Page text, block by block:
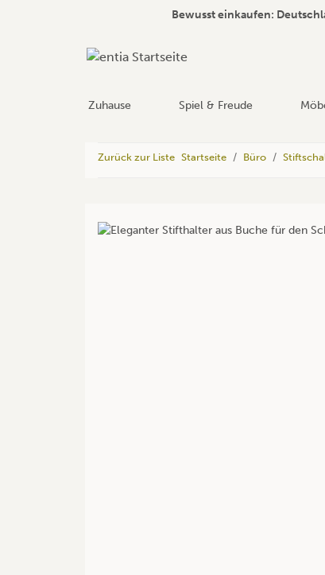
Bewusst einkaufen:
Zuhause Spiel & Freude
Zurück zur Liste Startseite Büro